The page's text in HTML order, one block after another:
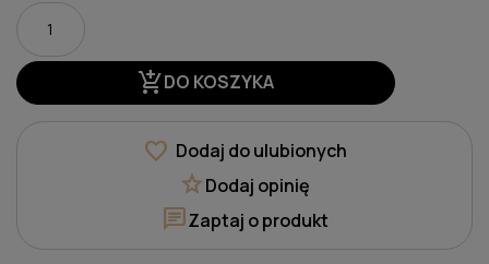
add_shopping_cartDO KOSZYKA
favorite Dodaj do ulubionych
starDodaj opinię
chatZaptaj o produkt